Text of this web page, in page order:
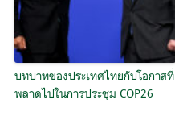
บทบาทของประเทศไทยกับโอกาสที่
พลาดไปในการประชุม COP26